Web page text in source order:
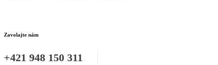
Zavolajte nám
+421 948 150 311